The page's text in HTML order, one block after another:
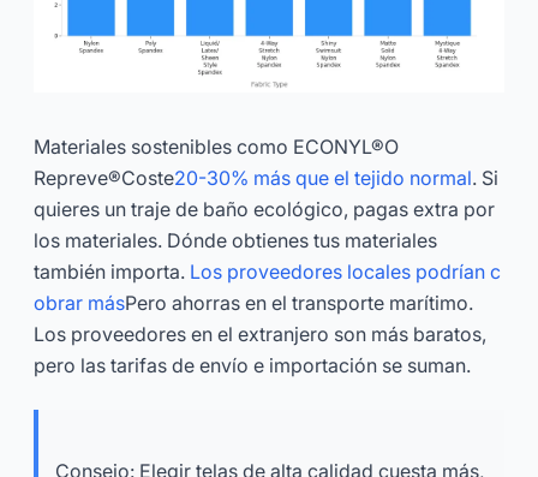
Materiales sostenibles como ECONYL®O
Repreve®Coste20-30% más que el tejido normal. Si
quieres un traje de baño ecológico, pagas extra por
los materiales. Dónde obtienes tus materiales
también importa. Los proveedores locales podrían c
obrar másPero ahorras en el transporte marítimo.
Los proveedores en el extranjero son más baratos,
pero las tarifas de envío e importación se suman.
Consejo: Elegir telas de alta calidad cuesta más,